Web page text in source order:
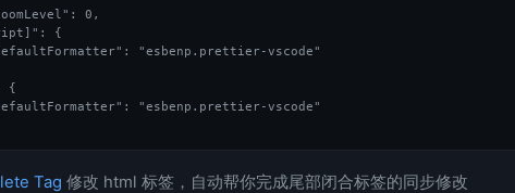
0,
{
"esbenp.prettier-vscode"
{
"esbenp.prettier-vscode"
Tag 修改 html 标签，自动帮你完成尾部闭合标签的同步修改